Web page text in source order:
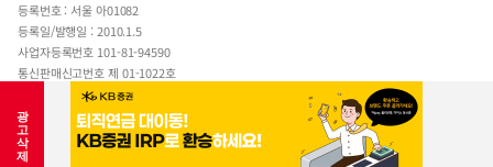
등록번호 : 서울 아01082
등록일/발행일 : 2010.1.5
사업자등록번호 101-81-94590
통신판매신고번호 제 01-1022호
전자우편주소 :sidae@sidae.com
Tel : 02-723-5114
청소년보호책임자 : 차상엽
COPYRIGHT © SIDAE ALL RIGHTS RESERVED.